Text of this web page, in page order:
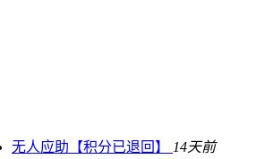
无人应助【积分已退回】
14天前